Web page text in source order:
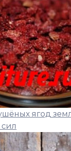
ягод